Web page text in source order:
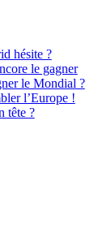
hésite ?
le gagner
le Mondial ?
l’Europe !
tête ?